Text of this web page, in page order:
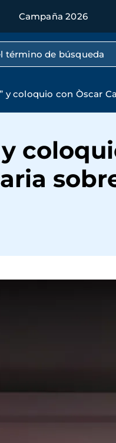
Campaña 2026
por texto completo
y coloquio con Òscar